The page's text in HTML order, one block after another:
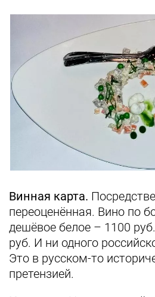
Винная карта.
переоценённая. Вино по
дешёвое белое – 1100
руб. И ни одного
Это в русском-то
претензией.